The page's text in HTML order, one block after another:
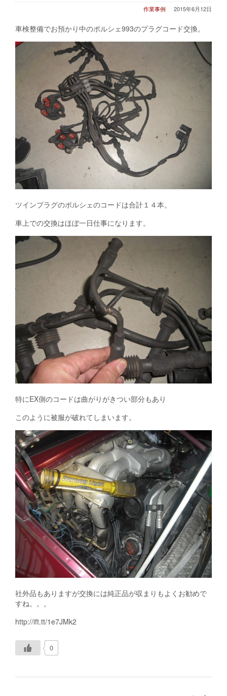
2015年6月12日
作業事例
車検整備でお預かり中のポルシェ993のプラグコード交換。
ツインプラグのポルシェのコードは合計１４本。
車上での交換はほぼ一日仕事になります。
特にEX側のコードは曲がりがきつい部分もあり
このように被服が破れてしまいます。
社外品もありますが交換には純正品が収まりもよくお勧めで
すね。。。
http://ift.tt/1e7JMk2
0